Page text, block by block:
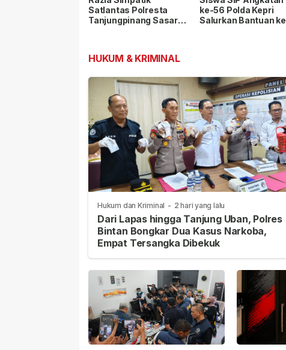
Satlantas Polresta
Tanjungpinang Sasar
ke-56 Polda Kepri
Salurkan Bantuan ke
HUKUM & KRIMINAL
Hukum dan Kriminal - 2 hari yang lalu
Dari Lapas hingga Tanjung Uban, Polres
Bintan Bongkar Dua Kasus Narkoba,
Empat Tersangka Dibekuk